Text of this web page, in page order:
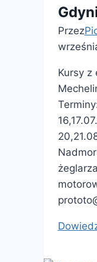
Przez
Kursy z